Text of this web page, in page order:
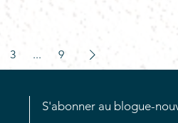
3 ... 9
S'abonner au blogue-